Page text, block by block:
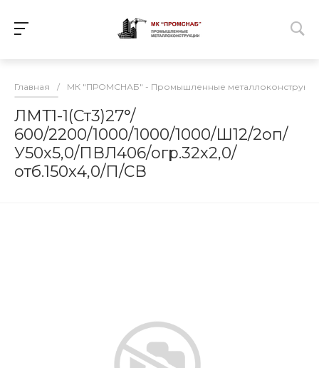
Главная / МК "ПРОМСНАБ" - Промышленные
ЛМТ1-1(Ст3)27°/
600/2200/1000/1000/1000/Ш12/2оп/
У50х5,0/ПВЛ406/огр.32х2,0/
отб.150х4,0/П/СВ